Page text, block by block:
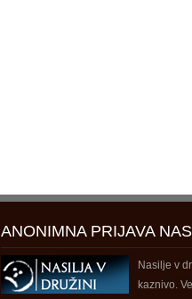
ANONIMNA PRIJAVA
Nasilje v
kaznivo.